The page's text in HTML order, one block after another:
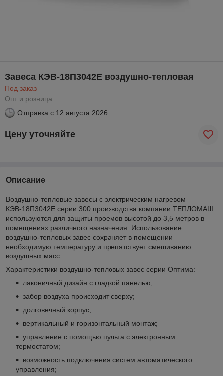
Завеса КЭВ-18П3042Е воздушно-тепловая
Под заказ
Опт и розница
Отправка с 12 августа 2026
Цену уточняйте
Описание
Воздушно-тепловые завесы с электрическим нагревом
КЭВ-18П3042Е серии 300 производства компании ТЕПЛОМАШ
используются для защиты проемов высотой до 3,5 метров в
помещениях различного назначения. Использование
воздушно-тепловых завес сохраняет в помещении
необходимую температуру и препятствует смешиванию
воздушных масс.
Характеристики воздушно-тепловых завес серии Оптима:
лаконичный дизайн с гладкой панелью;
забор воздуха происходит сверху;
долговечный корпус;
вертикальный и горизонтальный монтаж;
управление с помощью пульта с электронным
термостатом;
возможность подключения систем автоматического
управления;